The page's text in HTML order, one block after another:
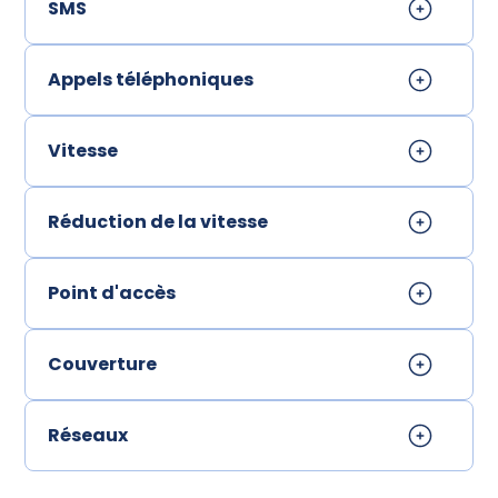
SMS
Appels téléphoniques
Vitesse
Réduction de la vitesse
Point d'accès
Couverture
Réseaux